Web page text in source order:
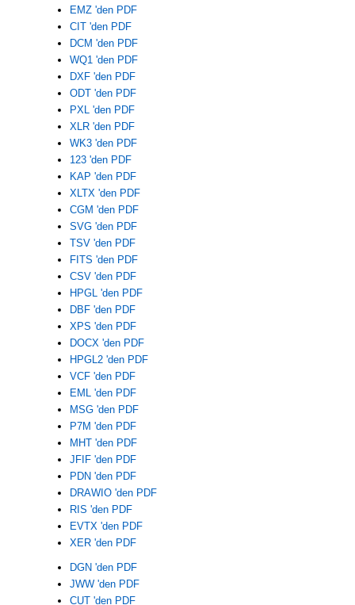
EMZ 'den PDF
CIT 'den PDF
DCM 'den PDF
WQ1 'den PDF
DXF 'den PDF
ODT 'den PDF
PXL 'den PDF
XLR 'den PDF
WK3 'den PDF
123 'den PDF
KAP 'den PDF
XLTX 'den PDF
CGM 'den PDF
SVG 'den PDF
TSV 'den PDF
FITS 'den PDF
CSV 'den PDF
HPGL 'den PDF
DBF 'den PDF
XPS 'den PDF
DOCX 'den PDF
HPGL2 'den PDF
VCF 'den PDF
EML 'den PDF
MSG 'den PDF
P7M 'den PDF
MHT 'den PDF
JFIF 'den PDF
PDN 'den PDF
DRAWIO 'den PDF
RIS 'den PDF
EVTX 'den PDF
XER 'den PDF
DGN 'den PDF
JWW 'den PDF
CUT 'den PDF